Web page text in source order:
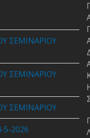
ΣΕΜΙΝΑΡΙΟΥ
ΣΕΜΙΝΑΡΙΟΥ
ΣΕΜΙΝΑΡΙΟΥ
2026